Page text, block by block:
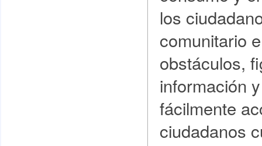
los
comunitario
obstáculos,
información
fácilmente
ciudadanos